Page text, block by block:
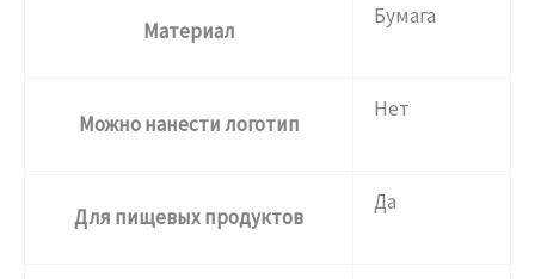
Материал
Бумага
Можно нанести логотип
Нет
Для пищевых продуктов
Да